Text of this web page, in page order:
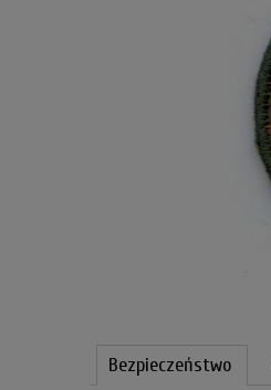
Bezpieczeństwo